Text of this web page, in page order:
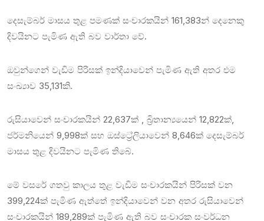
දෙසැම්බර් මාසය තුළ පමණක් සංචාරකයින් 161,383න් දෙනෙකු
දිවයිනට පැමිණ ඇති බව වාර්තා වේ.
ඔවුන්ගෙන් වැඩිම පිරිසක් ඉන්දියාවෙන් පැමිණ ඇති අතර එම
සංඛ්‍යාව 35,131කි.
රුසියාවෙන් සංචාරකයින් 22,637ක් , බ්‍රිතාන්‍යයෙන් 12,822ක්,
ජර්මනියෙන් 9,998ක් සහ ඔස්ට්‍රේලියාවෙන් 8,646ක් දෙසැම්බර්
මාසය තුළ දිවයිනට පැමිණ තිබේ.
මේ වසරේ ගතවු කාලය තුළ වැඩිම සංචාරකයින් පිරිසක් වන
399,224ක් පැමිණ ඇත්තේ ඉන්දියාවෙන් වන අතර රුසියාවෙන්
සංචාරකයින් 189,289ක් පැමිණ ඇති බව සංචාරක සංවර්ධන